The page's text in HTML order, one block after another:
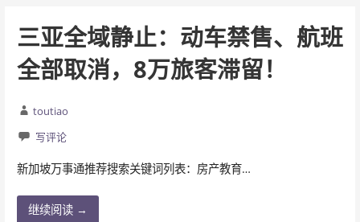
三亚全域静止：动车禁售、航班
全部取消，8万旅客滞留！
toutiao
写评论
新加坡万事通推荐搜索关键词列表：房产教育…
继续阅读 →